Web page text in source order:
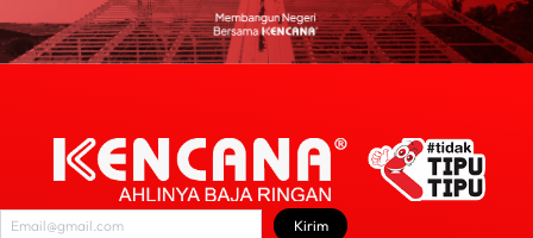
Kirim